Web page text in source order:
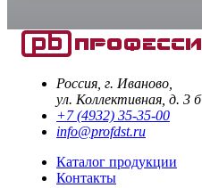
Россия, г. Иваново,
ул. Коллективная, д. 3 б
+7 (4932) 35-35-00
info@profdst.ru
Каталог продукции
Контакты